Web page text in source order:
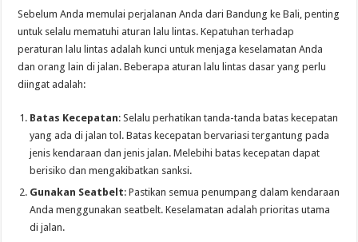
Sebelum Anda memulai perjalanan Anda dari Bandung ke Bali, penting
untuk selalu mematuhi aturan lalu lintas. Kepatuhan terhadap
peraturan lalu lintas adalah kunci untuk menjaga keselamatan Anda
dan orang lain di jalan. Beberapa aturan lalu lintas dasar yang perlu
diingat adalah:
Batas Kecepatan: Selalu perhatikan tanda-tanda batas kecepatan
yang ada di jalan tol. Batas kecepatan bervariasi tergantung pada
jenis kendaraan dan jenis jalan. Melebihi batas kecepatan dapat
berisiko dan mengakibatkan sanksi.
Gunakan Seatbelt: Pastikan semua penumpang dalam kendaraan
Anda menggunakan seatbelt. Keselamatan adalah prioritas utama
di jalan.